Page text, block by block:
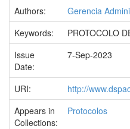
Authors:
Gerencia
Keywords:
PROTOCOLO
Issue
Date:
7-Sep-2023
URI:
http://
Appears in
Collections:
Protocolos